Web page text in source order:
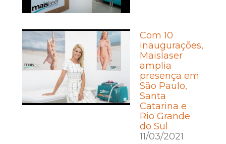
Com 10
inaugurações,
Maislaser
amplia
presença em
São Paulo,
Santa
Catarina e
Rio Grande
do Sul
11/03/2021